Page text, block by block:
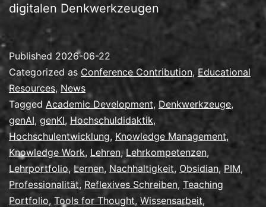
digitalen Denkwerkzeugen
Published 2026-06-22
Categorized as Conference Contribution, Educational
Resources, News
Tagged Academic Development, Denkwerkzeuge,
genAI, genKI, Hochschuldidaktik,
Hochschulentwicklung, Knowledge Management,
Knowledge Work, Lehren,Lehrkompetenzen,
Lehrportfolio, Lernen, Nachhaltigkeit, Obsidian, PIM,
Professionalität, Reflexives Schreiben, Teaching
Portfolio, Tools for Thought, Wissensarbeit,